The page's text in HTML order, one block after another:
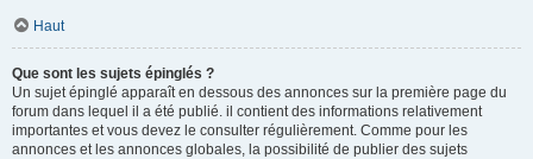
Haut
Que sont les sujets épinglés ?
Un sujet épinglé apparaît en dessous des annonces sur la première page du
forum dans lequel il a été publié. il contient des informations relativement
importantes et vous devez le consulter régulièrement. Comme pour les
annonces et les annonces globales, la possibilité de publier des sujets